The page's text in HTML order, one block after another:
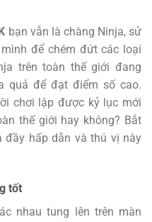
bạn vẫn là chàng Ninja, sử
để chém đứt các loại
trên toàn thế giới đang
quả để đạt điểm số cao.
chơi lập được kỷ lục mới
thế giới hay không? Bắt
đầy hấp dẫn và thú vị này
tốt
nhau tung lên trên màn